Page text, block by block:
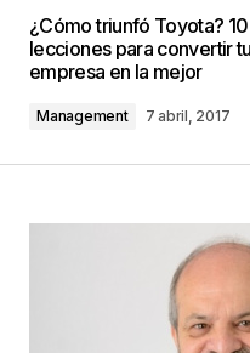
rojos y además
o clientes porque son
Abogados de empresa
9 abril, 2017 at 5:31 am
Responder
Lo que
funcion de
crear su propio
condenada al
¿Cómo triunfó Toyota? 10
lecciones para convertir tu
empresa en la mejor
Management 7 abril, 2017